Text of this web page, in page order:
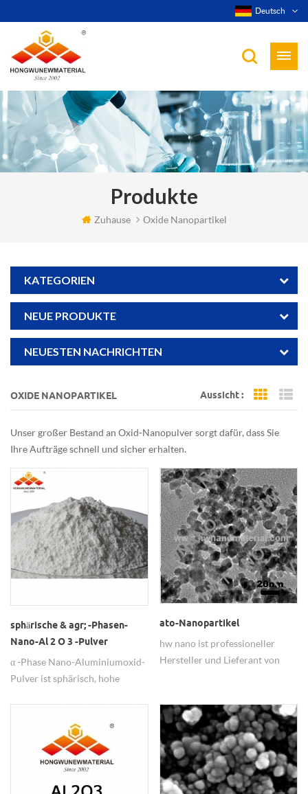
Deutsch
Produkte
Zuhause Oxide Nanopartikel
KATEGORIEN
NEUE PRODUKTE
NEUESTEN NACHRICHTEN
OXIDE NANOPARTIKEL Aussicht : Grid
Unser großer Bestand an Oxid-Nanopulver sorgt dafür, dass Sie
Ihre Aufträge schnell und sicher erhalten.
sphärische & agr; -Phasen-
Nano-Al 2 O 3 -Pulver
α -Phase Nano-Aluminiumoxid-
Pulver ist sphärisch, hohe
ato-Nanopartikel
hw nano ist professioneller
Hersteller und Lieferant von